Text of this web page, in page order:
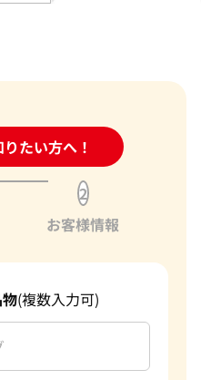
、査定だけお願いできます
たい方へ！
合わせフォーム
2
お客様情報
(複数入力可)